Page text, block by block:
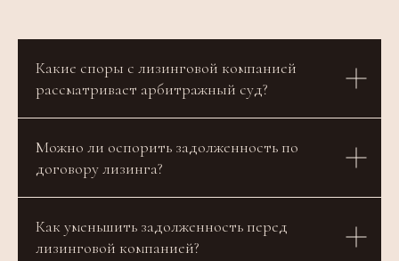
Какие споры с лизинговой компанией
рассматривает арбитражный суд?
Можно ли оспорить задолженность по
договору лизинга?
Как уменьшить задолженность перед
лизинговой компанией?